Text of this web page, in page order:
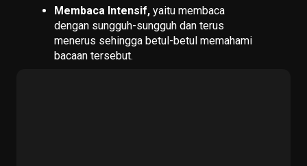
Membaca Intensif, yaitu membaca
dengan sungguh-sungguh dan terus
menerus sehingga betul-betul memahami
bacaan tersebut.